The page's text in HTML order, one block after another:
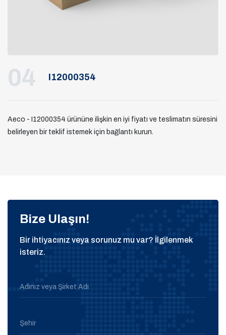
04 I12000354
Aeco - I12000354 ürününe ilişkin en iyi fiyatı ve teslimatın süresini
belirleyen bir teklif istemek için bağlantı kurun.
Bize Ulaşın!
Bir ihtiyacınız veya sorunuz mu var? İlgilenmek
isteriz.
Adınız veya Şirket Adı
Şehir